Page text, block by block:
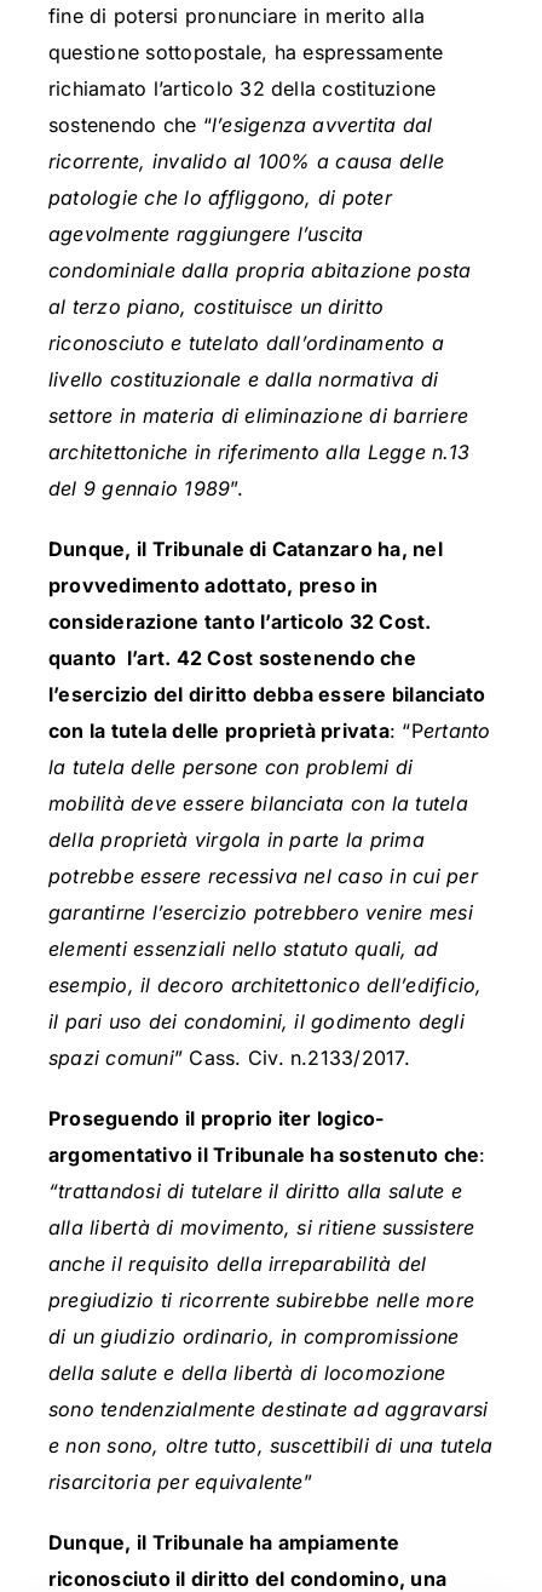
fine di potersi pronunciare in merito alla
questione sottopostale, ha espressamente
richiamato l’articolo 32 della costituzione
sostenendo che “l’esigenza avvertita dal
ricorrente, invalido al 100% a causa delle
patologie che lo affliggono, di poter
agevolmente raggiungere l’uscita
condominiale dalla propria abitazione posta
al terzo piano, costituisce un diritto
riconosciuto e tutelato dall’ordinamento a
livello costituzionale e dalla normativa di
settore in materia di eliminazione di barriere
architettoniche in riferimento alla Legge n.13
del 9 gennaio 1989”.
Dunque, il Tribunale di Catanzaro ha, nel
provvedimento adottato, preso in
considerazione tanto l’articolo 32 Cost.
quanto l’art. 42 Cost sostenendo che
l’esercizio del diritto debba essere bilanciato
con la tutela delle proprietà privata: “Pertanto
la tutela delle persone con problemi di
mobilità deve essere bilanciata con la tutela
della proprietà virgola in parte la prima
potrebbe essere recessiva nel caso in cui per
garantirne l’esercizio potrebbero venire mesi
elementi essenziali nello statuto quali, ad
esempio, il decoro architettonico dell’edificio,
il pari uso dei condomini, il godimento degli
spazi comuni” Cass. Civ. n.2133/2017.
Proseguendo il proprio iter logico-
argomentativo il Tribunale ha sostenuto che:
“trattandosi di tutelare il diritto alla salute e
alla libertà di movimento, si ritiene sussistere
anche il requisito della irreparabilità del
pregiudizio ti ricorrente subirebbe nelle more
di un giudizio ordinario, in compromissione
della salute e della libertà di locomozione
sono tendenzialmente destinate ad aggravarsi
e non sono, oltre tutto, suscettibili di una tutela
risarcitoria per equivalente”
Dunque, il Tribunale ha ampiamente
riconosciuto il diritto del condomino, una